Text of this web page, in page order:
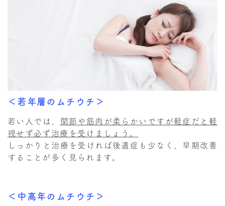
＜若年層のムチウチ＞
若い人では、 関節や筋肉が柔らかいですが軽症だと軽
視せず必ず治療を受けましょう。
しっかりと治療を受ければ後遺症も少なく、早期改善
することが多く見られます。
＜中高年のムチウチ＞